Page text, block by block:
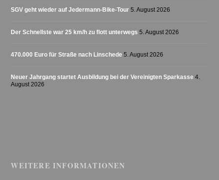
SGV geht wieder auf Jedermann-Bike-Tour 5. August 2026
Der Schnellste war 25 km/h zu flott unterwegs 5. August 2026
470.000 Euro für Straße nach Linschede 5. August 2026
Neuer Jahrgang startet Ausbildung bei der Vereinigten Sparkasse 4.
August 2026
WEITERE INFORMATIONEN